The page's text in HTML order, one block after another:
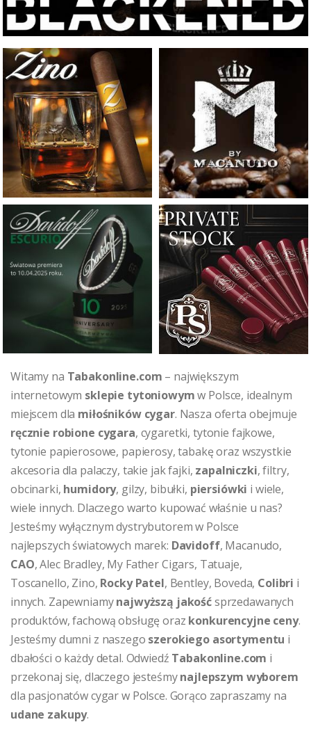
Witamy na Tabakonline.com – największym
internetowym sklepie tytoniowymw Polsce, idealnym
miejscem dla miłośników cygar. Nasza oferta obejmuje
ręcznie robione cygara, cygaretki, tytonie fajkowe,
tytonie papierosowe, papierosy, tabakę oraz wszystkie
akcesoria dla palaczy, takie jak fajki, zapalniczki, filtry,
obcinarki, humidory, gilzy, bibułki, piersiówki i wiele,
wiele innych. Dlaczego warto kupować właśnie u nas?
Jesteśmy wyłącznym dystrybutorem w Polsce
najlepszych światowych marek: Davidoff, Macanudo,
CAO, Alec Bradley, My Father Cigars, Tatuaje,
Toscanello, Zino, Rocky Patel, Bentley, Boveda, Colibri i
innych. Zapewniamynajwyższą jakośćsprzedawanych
produktów, fachową obsługę oraz konkurencyjne ceny.
Jesteśmy dumni z naszego szerokiego asortymentu i
dbałości o każdy detal. Odwiedź Tabakonline.com i
przekonaj się, dlaczego jesteśmynajlepszym wyborem
dla pasjonatów cygar w Polsce. Gorąco zapraszamy na
udane zakupy.